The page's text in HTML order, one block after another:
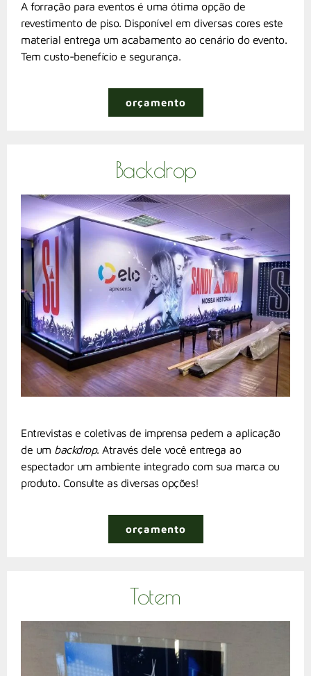
A forração para eventos é uma ótima opção de
revestimento de piso. Disponível em diversas cores este
material entrega um acabamento ao cenário do evento.
Tem custo-benefício e segurança.
orçamento
Entrevistas e coletivas de imprensa pedem a aplicação
de um backdrop. Através dele você entrega ao
espectador um ambiente integrado com sua marca ou
produto. Consulte as diversas opções!
orçamento
Backdrop
Totem